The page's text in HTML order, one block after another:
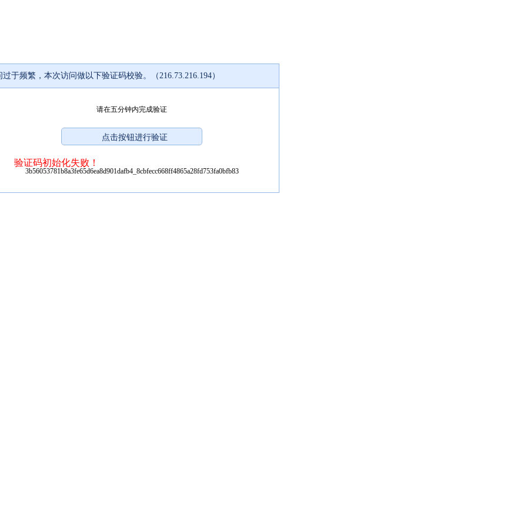
过于频繁，本次访问做以下验证码校验。（216.73.216.194）
请在五分钟内完成验证
验证码初始化失败！
3b56053781b8a3fe65d6ea8d901dafb4_8cbfecc668ff4865a28fd753fa0bfb83